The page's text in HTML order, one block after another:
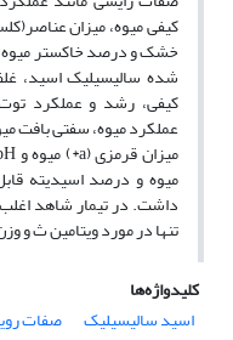
کیفی میوه، میزان
خشک و درصد خاکستر
کیفی، رشد و عملکرد
عملکرد میوه، سفتی بافت
میوه و درصد اسیدیته
داشت. در تیمار شاهد
تنها در مورد ویتامین ث و
کلیدواژه‌ها
اسید سالیسیلیک
صفات